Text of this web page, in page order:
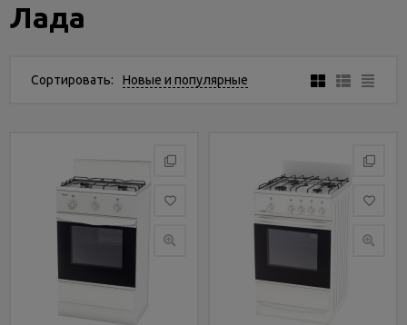
сервис
новости
Лада
Сортировать: Новые и популярные